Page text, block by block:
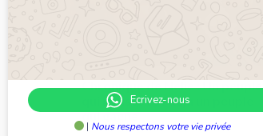
Chronique de Nelie : Un peuple
qui résiste est déjà un peuple
qui gagne
Ecrivez-nous
| Nous respectons votre vie privée